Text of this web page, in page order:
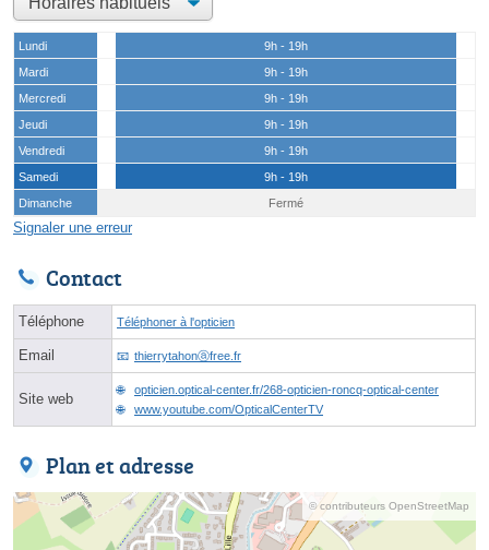
Lundi
9h - 19h
Mardi
9h - 19h
Mercredi
9h - 19h
Jeudi
9h - 19h
Vendredi
9h - 19h
Samedi
9h - 19h
Dimanche
Fermé
Signaler une erreur
Contact
Téléphone Téléphoner à l'opticien
Email thierrytahonⓐfree.fr
Site web
opticien.optical-center.fr/268-opticien-roncq-optical-center
www.youtube.com/OpticalCenterTV
Plan et adresse
© contributeurs OpenStreetMap